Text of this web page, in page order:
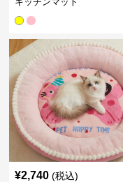
¥2,740 (税込)